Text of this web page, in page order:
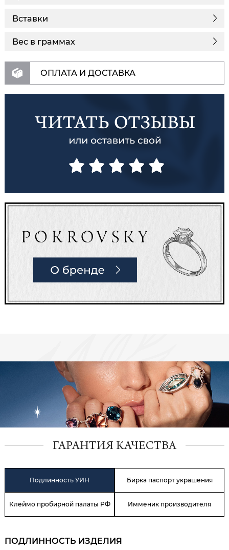
Вставки
Вес в граммах
ОПЛАТА И ДОСТАВКА
ГАРАНТИЯ КАЧЕСТВА
Подлинность УИН Бирка паспорт украшения
Клеймо пробирной палаты РФ Имменик производителя
ПОДЛИННОСТЬ ИЗДЕЛИЯ